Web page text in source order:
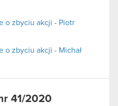
o zbyciu akcji - Piotr
o zbyciu akcji - Michał
41/2020